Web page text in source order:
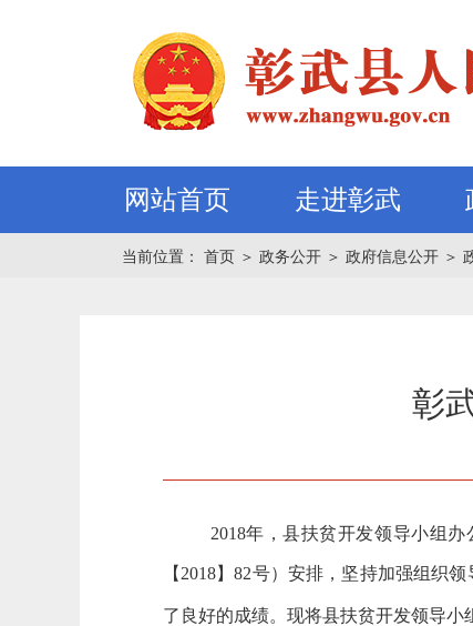
网站首页 走进彰武
当前位置： 首页 ＞ 政务公开 ＞ 政府信息公开 ＞
彰
2018年，县扶贫开发领导小组办
【2018】82号） 安排，坚持加强组织
了良好的成绩。现将县扶贫开发领导